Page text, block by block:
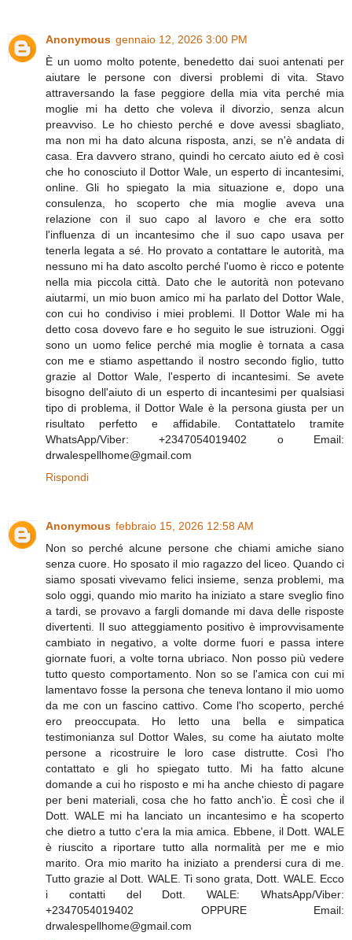
Anonymous gennaio 12, 2026 3:00 PM
È un uomo molto potente, benedetto dai suoi antenati per
aiutare le persone con diversi problemi di vita. Stavo
attraversando la fase peggiore della mia vita perché mia
moglie mi ha detto che voleva il divorzio, senza alcun
preavviso. Le ho chiesto perché e dove avessi sbagliato,
ma non mi ha dato alcuna risposta, anzi, se n'è andata di
casa. Era davvero strano, quindi ho cercato aiuto ed è così
che ho conosciuto il Dottor Wale, un esperto di incantesimi,
online. Gli ho spiegato la mia situazione e, dopo una
consulenza, ho scoperto che mia moglie aveva una
relazione con il suo capo al lavoro e che era sotto
l'influenza di un incantesimo che il suo capo usava per
tenerla legata a sé. Ho provato a contattare le autorità, ma
nessuno mi ha dato ascolto perché l'uomo è ricco e potente
nella mia piccola città. Dato che le autorità non potevano
aiutarmi, un mio buon amico mi ha parlato del Dottor Wale,
con cui ho condiviso i miei problemi. Il Dottor Wale mi ha
detto cosa dovevo fare e ho seguito le sue istruzioni. Oggi
sono un uomo felice perché mia moglie è tornata a casa
con me e stiamo aspettando il nostro secondo figlio, tutto
grazie al Dottor Wale, l'esperto di incantesimi. Se avete
bisogno dell'aiuto di un esperto di incantesimi per qualsiasi
tipo di problema, il Dottor Wale è la persona giusta per un
risultato perfetto e affidabile. Contattatelo tramite
WhatsApp/Viber: +2347054019402 o Email:
drwalespellhome@gmail.com
Rispondi
Anonymous febbraio 15, 2026 12:58 AM
Non so perché alcune persone che chiami amiche siano
senza cuore. Ho sposato il mio ragazzo del liceo. Quando ci
siamo sposati vivevamo felici insieme, senza problemi, ma
solo oggi, quando mio marito ha iniziato a stare sveglio fino
a tardi, se provavo a fargli domande mi dava delle risposte
divertenti. Il suo atteggiamento positivo è improvvisamente
cambiato in negativo, a volte dorme fuori e passa intere
giornate fuori, a volte torna ubriaco. Non posso più vedere
tutto questo comportamento. Non so se l'amica con cui mi
lamentavo fosse la persona che teneva lontano il mio uomo
da me con un fascino cattivo. Come l'ho scoperto, perché
ero preoccupata. Ho letto una bella e simpatica
testimonianza sul Dottor Wales, su come ha aiutato molte
persone a ricostruire le loro case distrutte. Così l'ho
contattato e gli ho spiegato tutto. Mi ha fatto alcune
domande a cui ho risposto e mi ha anche chiesto di pagare
per beni materiali, cosa che ho fatto anch'io. È così che il
Dott. WALE mi ha lanciato un incantesimo e ha scoperto
che dietro a tutto c'era la mia amica. Ebbene, il Dott. WALE
è riuscito a riportare tutto alla normalità per me e mio
marito. Ora mio marito ha iniziato a prendersi cura di me.
Tutto grazie al Dott. WALE. Ti sono grata, Dott. WALE. Ecco
i contatti del Dott. WALE: WhatsApp/Viber:
+2347054019402 OPPURE Email:
drwalespellhome@gmail.com